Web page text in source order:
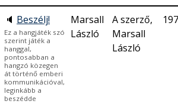
🔈 Beszélj!
Ez a hangjáték szó
szerint játék a
hanggal,
pontosabban a
hangzó közegen
át történő emberi
kommunikációval,
leginkább a
beszédde
Marsall
László
A szerző,
Marsall
László